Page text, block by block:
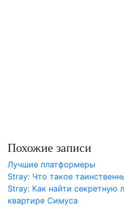
Похожие записи
Лучшие платформеры
Stray: Что такое
Stray: Как найти секретную
квартире Симуса